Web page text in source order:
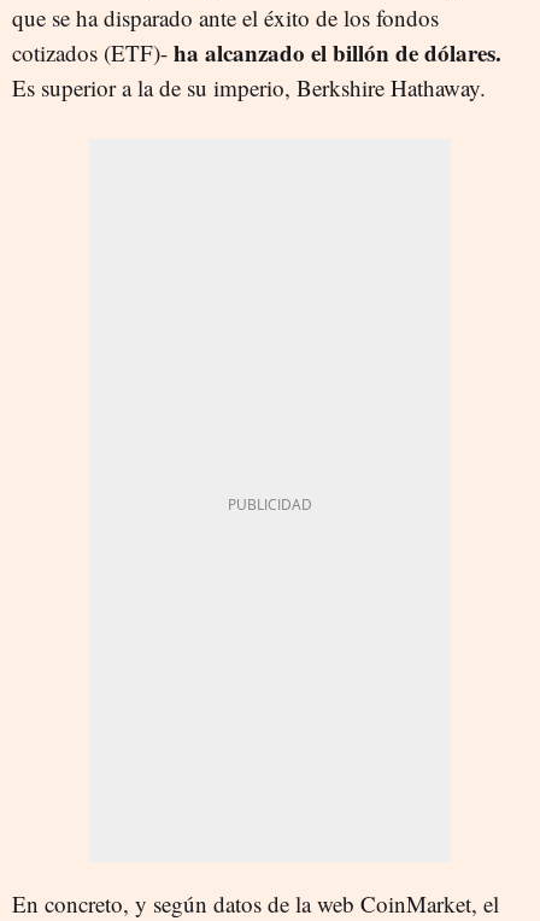
que se ha disparado ante el éxito de los fondos
cotizados (ETF)- ha alcanzado el billón de dólares.
Es superior a la de su imperio, Berkshire Hathaway.
En concreto, y según datos de la web CoinMarket, el